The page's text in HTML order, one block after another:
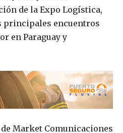
de la Expo Logística,
principales encuentros
en Paraguay y
Market Comunicaciones